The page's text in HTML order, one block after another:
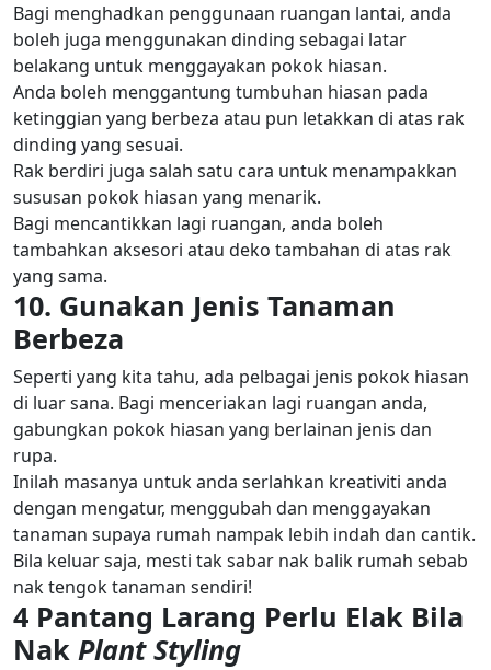
Bagi menghadkan penggunaan ruangan lantai, anda
boleh juga menggunakan dinding sebagai latar
belakang untuk menggayakan pokok hiasan.
Anda boleh menggantung tumbuhan hiasan pada
ketinggian yang berbeza atau pun letakkan di atas rak
dinding yang sesuai.
Rak berdiri juga salah satu cara untuk menampakkan
sususan pokok hiasan yang menarik.
Bagi mencantikkan lagi ruangan, anda boleh
tambahkan aksesori atau deko tambahan di atas rak
yang sama.
10. Gunakan Jenis Tanaman
Berbeza
Seperti yang kita tahu, ada pelbagai jenis pokok hiasan
di luar sana. Bagi menceriakan lagi ruangan anda,
gabungkan pokok hiasan yang berlainan jenis dan
rupa.
Inilah masanya untuk anda serlahkan kreativiti anda
dengan mengatur, menggubah dan menggayakan
tanaman supaya rumah nampak lebih indah dan cantik.
Bila keluar saja, mesti tak sabar nak balik rumah sebab
nak tengok tanaman sendiri!
4 Pantang Larang Perlu Elak Bila
Nak Plant Styling